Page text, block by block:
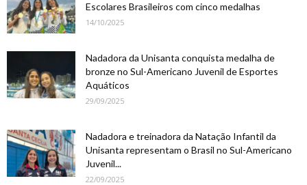
Escolares Brasileiros com cinco medalhas
14/10/2025
Nadadora da Unisanta conquista medalha de
bronze no Sul-Americano Juvenil de Esportes
Aquáticos
29/09/2025
Nadadora e treinadora da Natação Infantil da
Unisanta representam o Brasil no Sul-Americano
Juvenil...
22/09/2025